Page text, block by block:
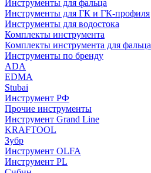
Инструменты для фальца
Инструменты для ГК и ГК-профиля
Инструменты для водостока
Комплекты инструмента
Комплекты инструмента для фальца
Инструменты по бренду
ADA
EDMA
Stubai
Инструмент РФ
Прочие инструменты
Инструмент Grand Line
KRAFTOOL
Зубр
Инструмент OLFA
Инструмент PL